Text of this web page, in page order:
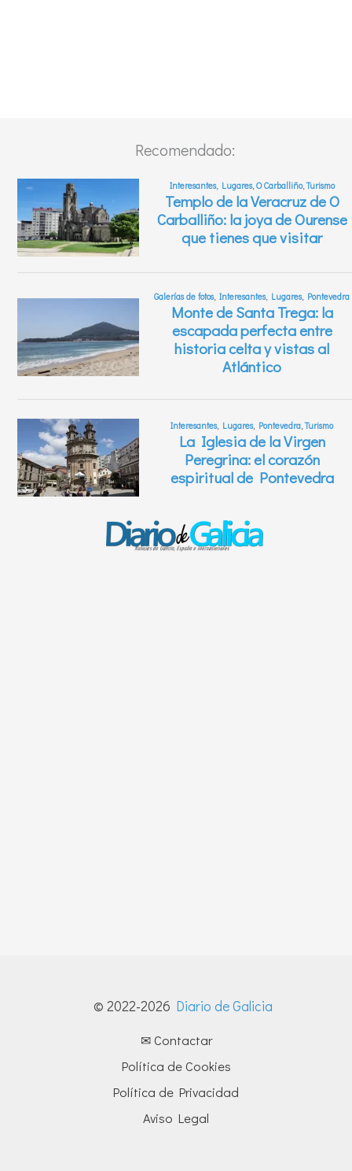
Recomendado:
© 2022-2026 Diario de Galicia
✉ Contactar
Política de Cookies
Política de Privacidad
Aviso Legal